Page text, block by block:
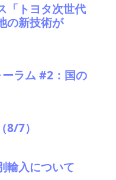
「トヨタ次世代
の新技術が
ラム #2：国の
8/7）
輸入について